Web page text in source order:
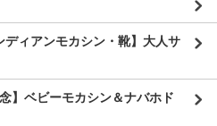
ィアンモカシン・靴】大人サ
】ベビーモカシン＆ナバホド